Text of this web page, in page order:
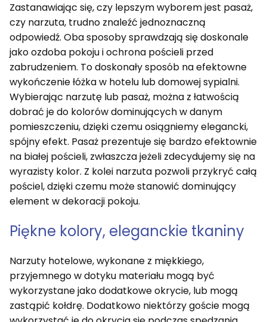
Zastanawiając się, czy lepszym wyborem jest pasaż,
czy narzuta, trudno znaleźć jednoznaczną
odpowiedź. Oba sposoby sprawdzają się doskonale
jako ozdoba pokoju i ochrona pościeli przed
zabrudzeniem. To doskonały sposób na efektowne
wykończenie łóżka w hotelu lub domowej sypialni.
Wybierając narzutę lub pasaż, można z łatwością
dobrać je do kolorów dominujących w danym
pomieszczeniu, dzięki czemu osiągniemy elegancki,
spójny efekt. Pasaż prezentuje się bardzo efektownie
na białej pościeli, zwłaszcza jeżeli zdecydujemy się na
wyrazisty kolor. Z kolei narzuta pozwoli przykryć całą
pościel, dzięki czemu może stanowić dominujący
element w dekoracji pokoju.
Piękne kolory, eleganckie tkaniny
Narzuty hotelowe, wykonane z miękkiego,
przyjemnego w dotyku materiału mogą być
wykorzystane jako dodatkowe okrycie, lub mogą
zastąpić kołdrę. Dodatkowo niektórzy goście mogą